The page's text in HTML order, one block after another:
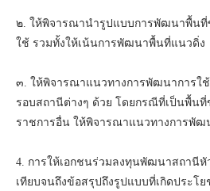
๒. ให้พิจารณานำรูปแบบการพัฒนาพื้นที่
ใช้ รวมทั้งให้เน้นการพัฒนาพื้นที่แนวดิ่ง
๓. ให้พิจารณาแนวทางการพัฒนาการใ
รอบสถานีต่างๆ ด้วย โดยกรณีที่เป็นพื้น
ราชการอื่น ให้พิจารณาแนวทางการพัฒ
4. การให้เอกชนร่วมลงทุนพัฒนาสถานีหั
เทียบจนถึงข้อสรุปถึงรูปแบบที่เกิดประโ